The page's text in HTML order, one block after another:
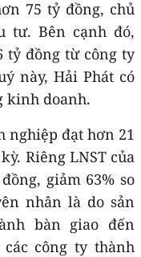
75 tỷ đồng, chủ
tư. Bên cạnh đó,
tỷ đồng từ công ty
này, Hải Phát có
kinh doanh.
nghiệp đạt hơn 21
Riêng LNST của
giảm 63% so
nhân là do sản
bàn giao đến
công ty thành